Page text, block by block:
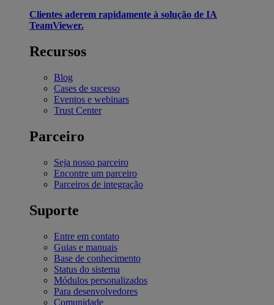
Clientes aderem rapidamente à solução de IA
TeamViewer.
Recursos
Blog
Cases de sucesso
Eventos e webinars
Trust Center
Parceiro
Seja nosso parceiro
Encontre um parceiro
Parceiros de integração
Suporte
Entre em contato
Guias e manuais
Base de conhecimento
Status do sistema
Módulos personalizados
Para desenvolvedores
Comunidade